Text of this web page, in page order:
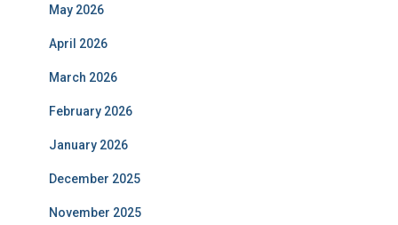
May 2026
April 2026
March 2026
February 2026
January 2026
December 2025
November 2025